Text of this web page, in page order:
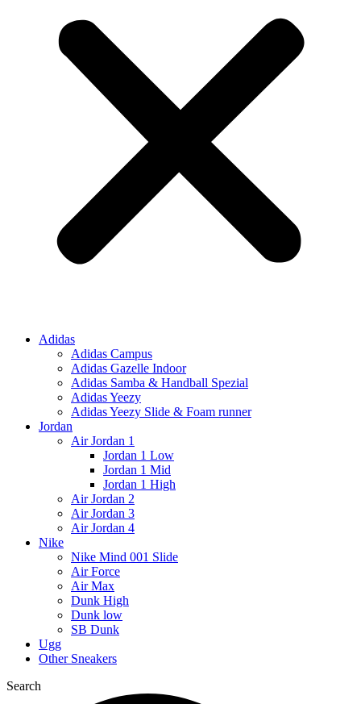
Adidas
Adidas Campus
Adidas Gazelle Indoor
Adidas Samba & Handball Spezial
Adidas Yeezy
Adidas Yeezy Slide & Foam runner
Jordan
Air Jordan 1
Jordan 1 Low
Jordan 1 Mid
Jordan 1 High
Air Jordan 2
Air Jordan 3
Air Jordan 4
Nike
Nike Mind 001 Slide
Air Force
Air Max
Dunk High
Dunk low
SB Dunk
Ugg
Other Sneakers
Search